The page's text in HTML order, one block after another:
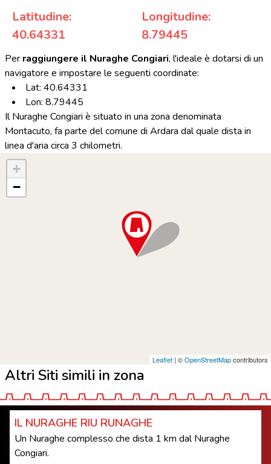
Latitudine:
40.64331
Longitudine:
8.79445
Per raggiungere il Nuraghe Congiari, l'ideale è dotarsi di un
navigatore e impostare le seguenti coordinate:
Lat: 40.64331
Lon: 8.79445
Il Nuraghe Congiari è situato in una zona denominata
Montacuto, fa parte del comune di Ardara dal quale dista in
linea d'aria circa 3 chilometri.
+
−
Leaflet | ©OpenStreetMapcontributors
Altri Siti simili in zona
IL NURAGHE RIU RUNAGHE
Un Nuraghe complesso che dista 1 km dal Nuraghe
Congiari.